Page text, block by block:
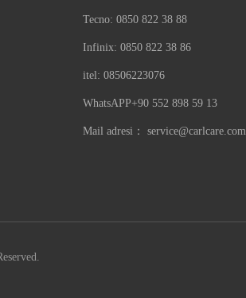
Tecno: 0850 822 38 88
Infinix: 0850 822 38 86
itel: 08506223076
WhatsAPP+90 552 898 59 13
Mail adresi： service@carlcare.com